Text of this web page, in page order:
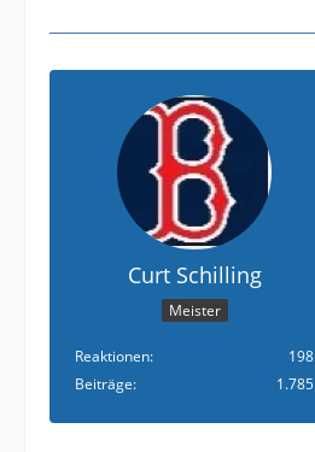
Curt Schilling
Meister
Reaktionen
198
Beiträge
1.785